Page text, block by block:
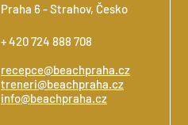
NÁBOR DĚTÍ DO ŠKOLY PLÁŽOVÉHO
VOLEJBALU
Praha 6 - Strahov, Česko
+ 420 724 888 708
recepce@beachpraha.cz
treneri@beachpraha.cz
info@beachpraha.cz